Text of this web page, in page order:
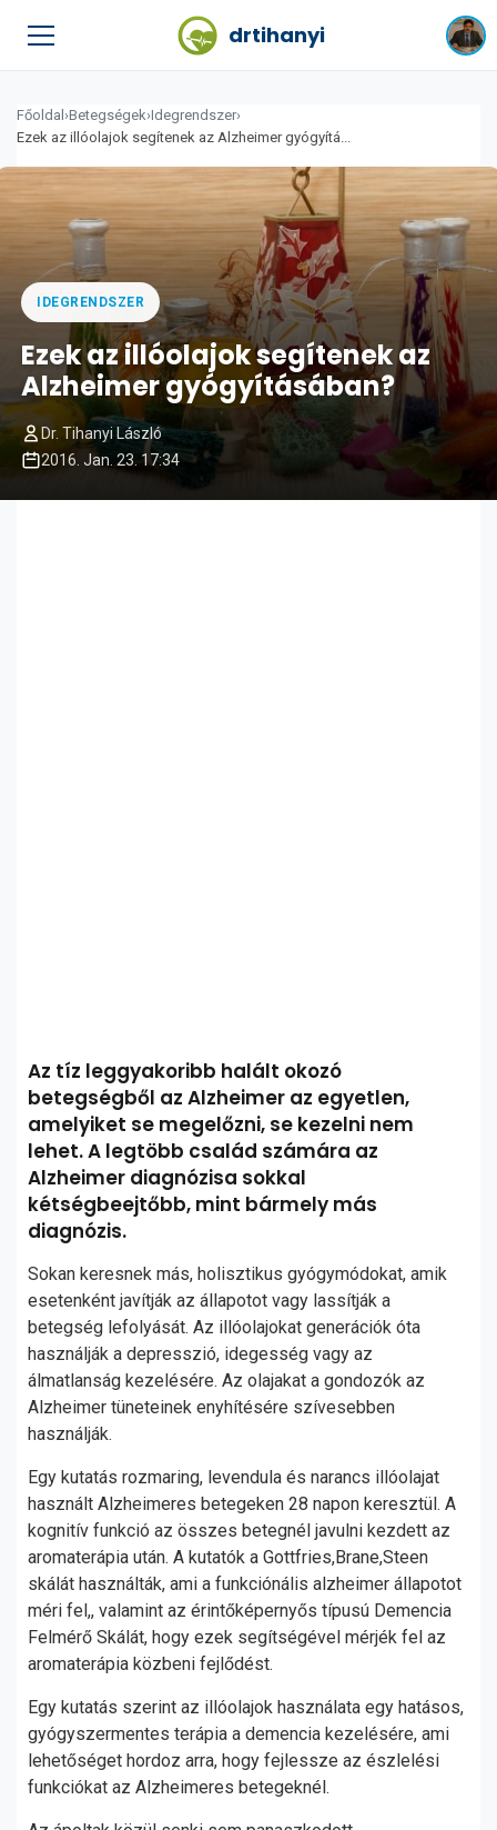
drtihanyi
Főoldal ›Betegségek›Idegrendszer›
Ezek az illóolajok segítenek az Alzheimer gyógyítá...
IDEGRENDSZER
Ezek az illóolajok segítenek az
Alzheimer gyógyításában?
Dr. Tihanyi László
2016. Jan. 23. 17:34
Az tíz leggyakoribb halált okozó
betegségből az Alzheimer az egyetlen,
amelyiket se megelőzni, se kezelni nem
lehet. A legtöbb család számára az
Alzheimer diagnózisa sokkal
kétségbeejtőbb, mint bármely más
diagnózis.
Sokan keresnek más, holisztikus gyógymódokat, amik
esetenként javítják az állapotot vagy lassítják a
betegség lefolyását. Az illóolajokat generációk óta
használják a depresszió, idegesség vagy az
álmatlanság kezelésére. Az olajakat a gondozók az
Alzheimer tüneteinek enyhítésére szívesebben
használják.
Egy kutatás rozmaring, levendula és narancs illóolajat
használt Alzheimeres betegeken 28 napon keresztül. A
kognitív funkció az összes betegnél javulni kezdett az
aromaterápia után. A kutatók a Gottfries,Brane,Steen
skálát használták, ami a funkciónális alzheimer állapotot
méri fel,, valamint az érintőképernyős típusú Demencia
Felmérő Skálát, hogy ezek segítségével mérjék fel az
aromaterápia közbeni fejlődést.
Egy kutatás szerint az illóolajok használata egy hatásos,
gyógyszermentes terápia a demencia kezelésére, ami
lehetőséget hordoz arra, hogy fejlessze az észlelési
funkciókat az Alzheimeres betegeknél.